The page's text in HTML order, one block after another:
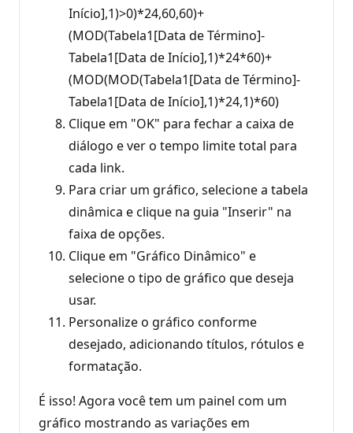
Início],1)>0)*24,60,60)+
(MOD(Tabela1[Data de Término]-
Tabela1[Data de Início],1)*24*60)+
(MOD(MOD(Tabela1[Data de Término]-
Tabela1[Data de Início],1)*24,1)*60)
Clique em "OK" para fechar a caixa de
diálogo e ver o tempo limite total para
cada link.
Para criar um gráfico, selecione a tabela
dinâmica e clique na guia "Inserir" na
faixa de opções.
Clique em "Gráfico Dinâmico" e
selecione o tipo de gráfico que deseja
usar.
Personalize o gráfico conforme
desejado, adicionando títulos, rótulos e
formatação.
É isso! Agora você tem um painel com um
gráfico mostrando as variações em